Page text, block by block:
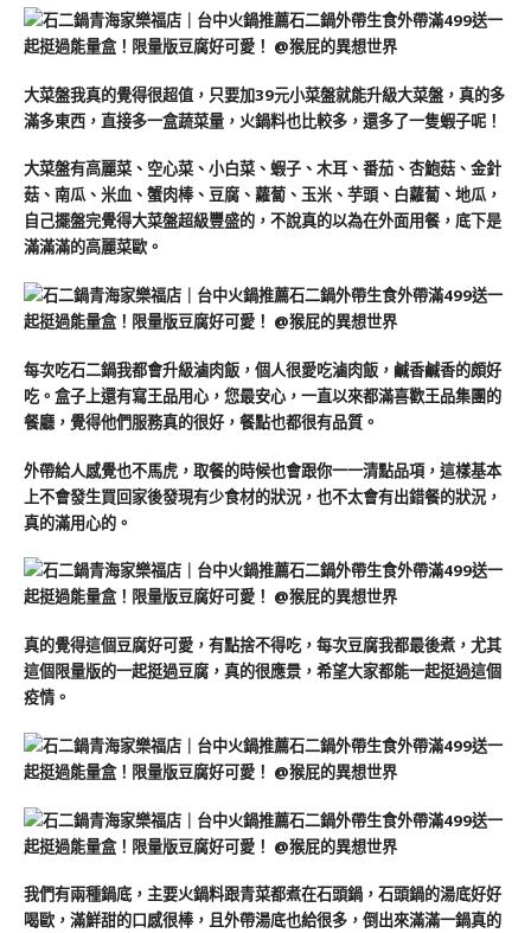
大菜盤我真的覺得很超值，只要加39元小菜盤就能升級大菜盤，真的多
滿多東西，直接多一盒蔬菜量，火鍋料也比較多，還多了一隻蝦子呢！
大菜盤有高麗菜、空心菜、小白菜、蝦子、木耳、番茄、杏鮑菇、金針
菇、南瓜、米血、蟹肉棒、豆腐、蘿蔔、玉米、芋頭、白蘿蔔、地瓜，
自己擺盤完覺得大菜盤超級豐盛的，不說真的以為在外面用餐，底下是
滿滿滿的高麗菜歐。
每次吃石二鍋我都會升級滷肉飯，個人很愛吃滷肉飯，鹹香鹹香的頗好
吃。盒子上還有寫王品用心，您最安心，一直以來都滿喜歡王品集團的
餐廳，覺得他們服務真的很好，餐點也都很有品質。
外帶給人感覺也不馬虎，取餐的時候也會跟你一一清點品項，這樣基本
上不會發生買回家後發現有少食材的狀況，也不太會有出錯餐的狀況，
真的滿用心的。
真的覺得這個豆腐好可愛，有點捨不得吃，每次豆腐我都最後煮，尤其
這個限量版的一起挺過豆腐，真的很應景，希望大家都能一起挺過這個
疫情。
我們有兩種鍋底，主要火鍋料跟青菜都煮在石頭鍋，石頭鍋的湯底好好
喝歐，滿鮮甜的口感很棒，且外帶湯底也給很多，倒出來滿滿一鍋真的